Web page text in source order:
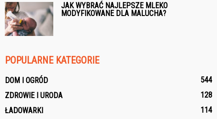
JAK WYBRAĆ NAJLEPSZE MLEKO
MODYFIKOWANE DLA MALUCHA?
POPULARNE KATEGORIE
DOM I OGRÓD
544
ZDROWIE I URODA
128
ŁADOWARKI
114